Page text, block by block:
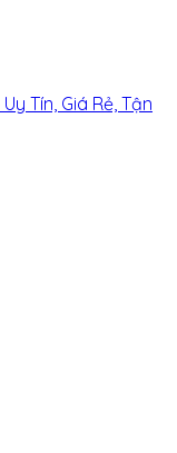
Tín, Giá Rẻ, Tận